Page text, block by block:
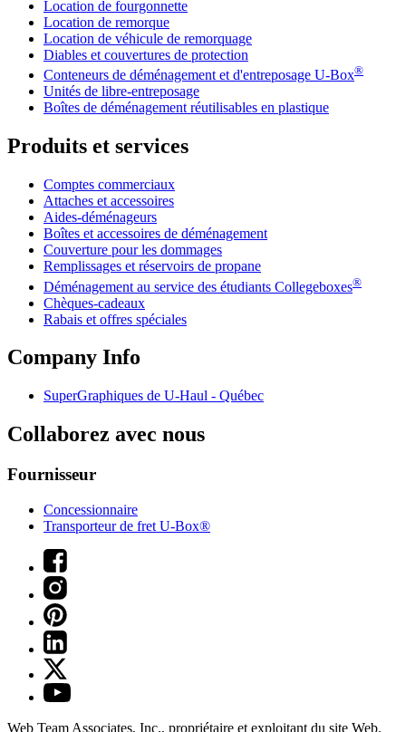
Location de fourgonnette
Location de remorque
Location de véhicule de remorquage
Diables et couvertures de protection
Conteneurs de déménagement et d'entreposage U-Box®
Unités de libre-entreposage
Boîtes de déménagement réutilisables en plastique
Produits et services
Comptes commerciaux
Attaches et accessoires
Aides-déménageurs
Boîtes et accessoires de déménagement
Couverture pour les dommages
Remplissages et réservoirs de propane
Déménagement au service des étudiants Collegeboxes®
Chèques-cadeaux
Rabais et offres spéciales
Company Info
SuperGraphiques de U-Haul - Québec
Collaborez avec nous
Fournisseur
Concessionnaire
Transporteur de fret U-Box®
Web Team Associates, Inc., propriétaire et exploitant du site Web.